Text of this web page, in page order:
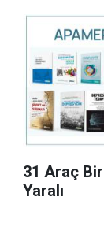
31 Araç
Yaralı